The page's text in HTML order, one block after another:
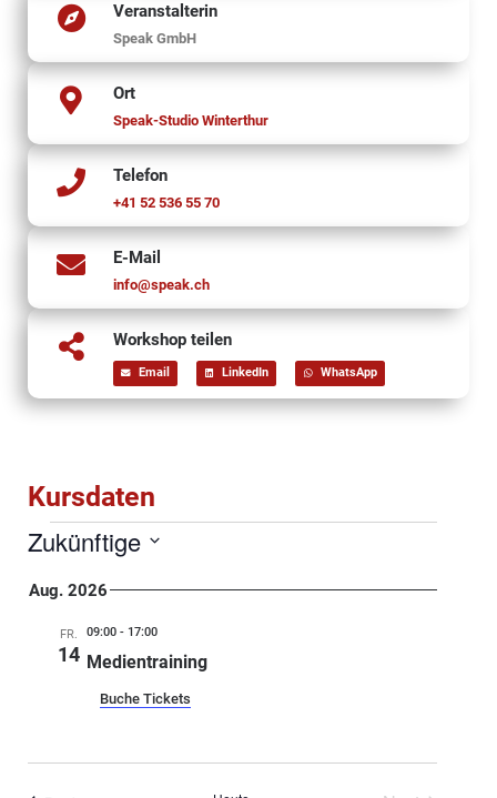
Veranstalterin
Speak GmbH
Ort
Speak-Studio Winterthur
Telefon
+41 52 536 55 70
E-Mail
info@speak.ch
Workshop teilen
Email LinkedIn WhatsApp
Kursdaten
Zukünftige
date.
Aug. 2026
FR.
14
09:00- 17:00
Medientraining
Buche Tickets